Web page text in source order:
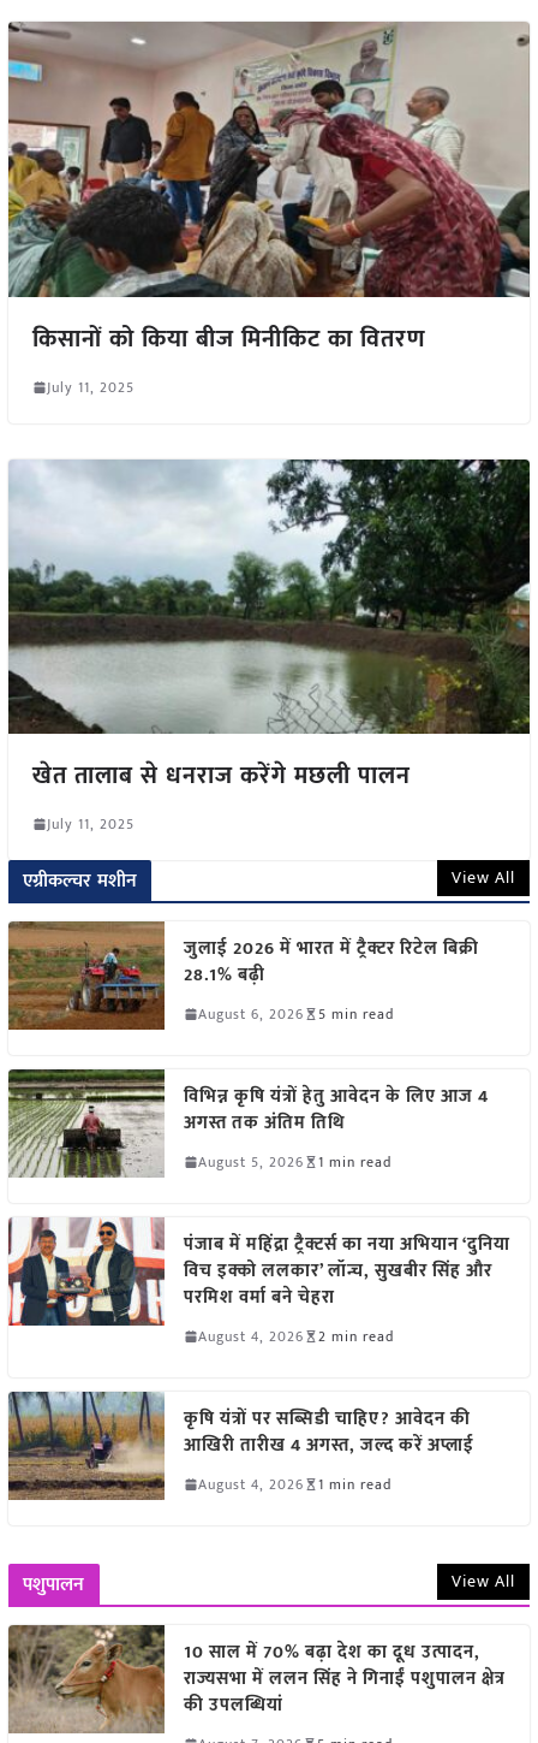
किसानों को किया बीज मिनीकिट का वितरण
July 11, 2025
खेत तालाब से धनराज करेंगे मछली पालन
July 11, 2025
एग्रीकल्चर मशीन View All
जुलाई 2026 में भारत में ट्रैक्टर रिटेल बिक्री
28.1% बढ़ी
August 6, 2026 5 min read
विभिन्न कृषि यंत्रों हेतु आवेदन के लिए आज 4
अगस्त तक अंतिम तिथि
August 5, 2026 1 min read
पंजाब में महिंद्रा ट्रैक्टर्स का नया अभियान ‘दुनिया
विच इक्को ललकार’ लॉन्च, सुखबीर सिंह और
परमिश वर्मा बने चेहरा
August 4, 2026 2 min read
कृषि यंत्रों पर सब्सिडी चाहिए? आवेदन की
आखिरी तारीख 4 अगस्त, जल्द करें अप्लाई
August 4, 2026 1 min read
पशुपालन View All
10 साल में 70% बढ़ा देश का दूध उत्पादन,
राज्यसभा में ललन सिंह ने गिनाईं पशुपालन क्षेत्र
की उपलब्धियां